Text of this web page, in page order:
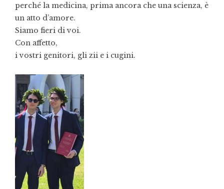
perché la medicina, prima ancora che una scienza, è
un atto d’amore.
Siamo fieri di voi.
Con affetto,
i vostri genitori, gli zii e i cugini.